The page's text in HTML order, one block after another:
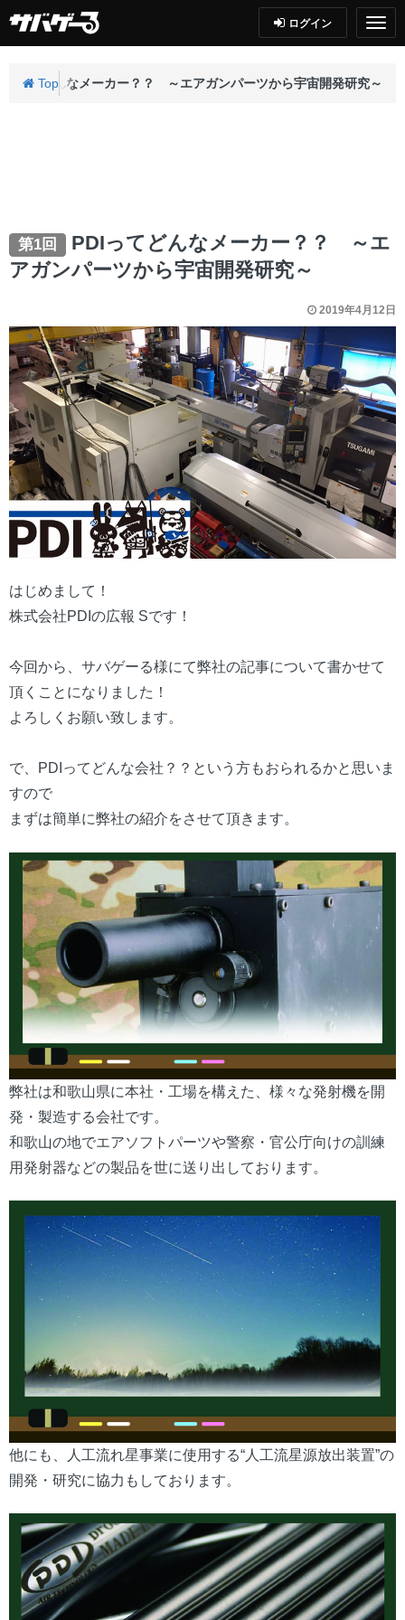
ログイン
Top
ってどんなメーカー？？ ～エアガンパーツから宇宙開発研究～
第1回
PDIってどんなメーカー？？ ～エ
アガンパーツから宇宙開発研究～
2019年4月12日
はじめまして！
株式会社PDIの広報 Sです！
今回から、サバゲーる様にて弊社の記事について書かせて
頂くことになりました！
よろしくお願い致します。
で、PDIってどんな会社？？という方もおられるかと思いま
すので
まずは簡単に弊社の紹介をさせて頂きます。
弊社は和歌山県に本社・工場を構えた、様々な発射機を開
発・製造する会社です。
和歌山の地でエアソフトパーツや警察・官公庁向けの訓練
用発射器などの製品を世に送り出しております。
他にも、人工流れ星事業に使用する“人工流星源放出装置”の
開発・研究に協力もしております。